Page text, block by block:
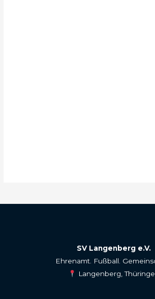
SV Langenberg e.V.
Ehrenamt. Fußball.
Langenberg,